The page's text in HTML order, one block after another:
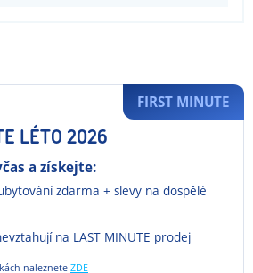
LÉTO 2026
a získejte:
zdarma + slevy na dospělé
na LAST MINUTE prodej
naleznete ZDE
FIRST MINUTE